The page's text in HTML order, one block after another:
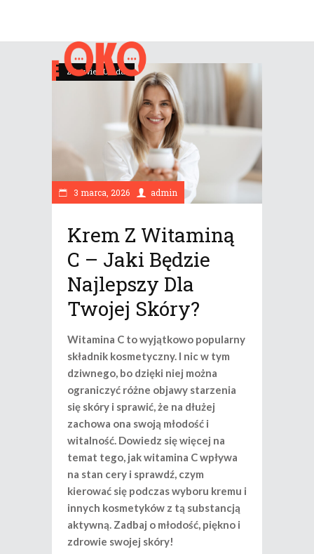
Zdrowie i Uroda
3 marca, 2026 admin
Krem Z Witaminą
C – Jaki Będzie
Najlepszy Dla
Twojej Skóry?
Witamina C to wyjątkowo popularny
składnik kosmetyczny. I nic w tym
dziwnego, bo dzięki niej można
ograniczyć różne objawy starzenia
się skóry i sprawić, że na dłużej
zachowa ona swoją młodość i
witalność. Dowiedz się więcej na
temat tego, jak witamina C wpływa
na stan cery i sprawdź, czym
kierować się podczas wyboru kremu i
innych kosmetyków z tą substancją
aktywną. Zadbaj o młodość, piękno i
zdrowie swojej skóry!